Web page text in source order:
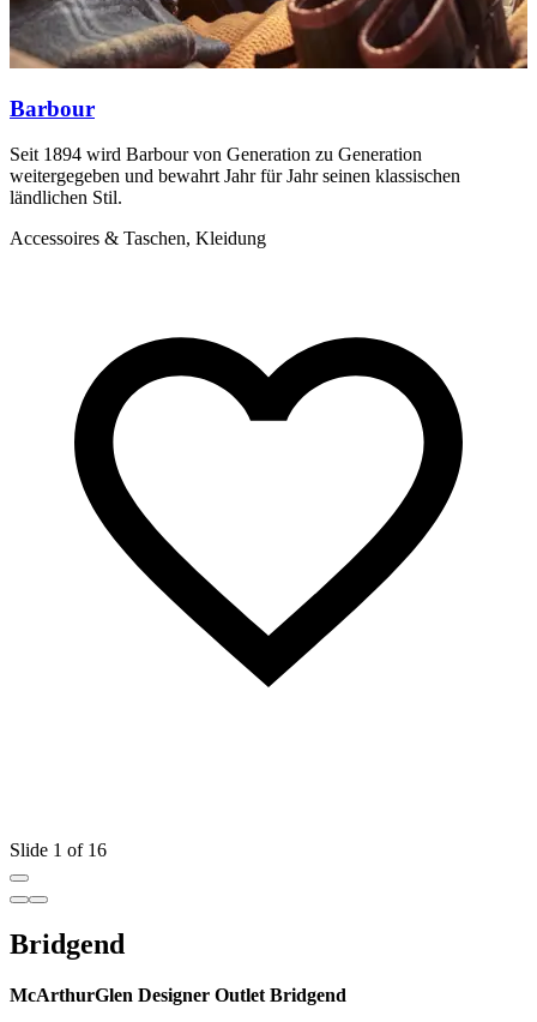
Barbour
Seit 1894 wird Barbour von Generation zu Generation
weitergegeben und bewahrt Jahr für Jahr seinen klassischen
ländlichen Stil.
Accessoires & Taschen, Kleidung
Slide 1 of 16
Bridgend
McArthurGlen Designer Outlet Bridgend